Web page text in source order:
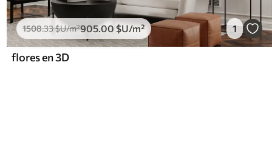
1508.33$U/m²905.00 $U/m² 1
flores en 3D